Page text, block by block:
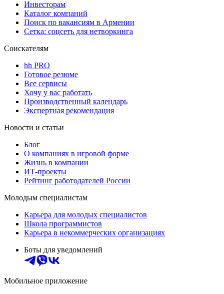
Инвесторам
Каталог компаний
Поиск по вакансиям в Армении
Сетка: соцсеть для нетворкинга
Соискателям
hh PRO
Готовое резюме
Все сервисы
Хочу у вас работать
Производственный календарь
Экспертная рекомендация
Новости и статьи
Блог
О компаниях в игровой форме
Жизнь в компании
ИТ-проекты
Рейтинг работодателей России
Молодым специалистам
Карьера для молодых специалистов
Школа программистов
Карьера в некоммерческих организациях
Боты для уведомлений
Мобильное приложение